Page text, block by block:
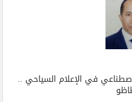
في الإعلام السياحي ..